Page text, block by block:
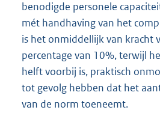
benodigde personele
mét handhaving van het
is het onmiddellijk van kracht
percentage van 10%, terwijl
helft voorbij is, praktisch
tot gevolg hebben dat het
van de norm toeneemt.